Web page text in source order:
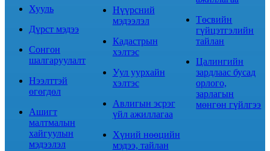
Хууль
Дүрст мэдээ
Сонгон
шалгаруулалт
Нээлттэй
өгөгдөл
Ашигт
малтмалын
хайгуулын
мэдээлэл
Нүүрсний
мэдээлэл
Кадастрын
хэлтэс
Уул уурхайн
хэлтэс
Авлигын эсрэг
үйл ажиллагаа
Хүний нөөцийн
мэдээ, тайлан
Төсвийн
гүйцэтгэлийн
тайлан
Цалингийн
зардлаас бусад
орлого,
зарлагын
мөнгөн гүйлгээ